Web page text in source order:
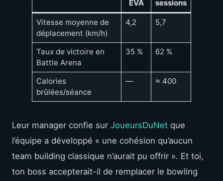
EVA
sessions
Vitesse moyenne de
déplacement (km/h)
4,2 5,7
Taux de victoire en
Battle Arena
35 % 62 %
Calories
brûlées/séance
— ≈ 400
Leur manager confie sur JoueursDuNet que
l’équipe a développé « une cohésion qu’aucun
team building classique n’aurait pu offrir ». Et toi,
ton boss accepterait-il de remplacer le bowling